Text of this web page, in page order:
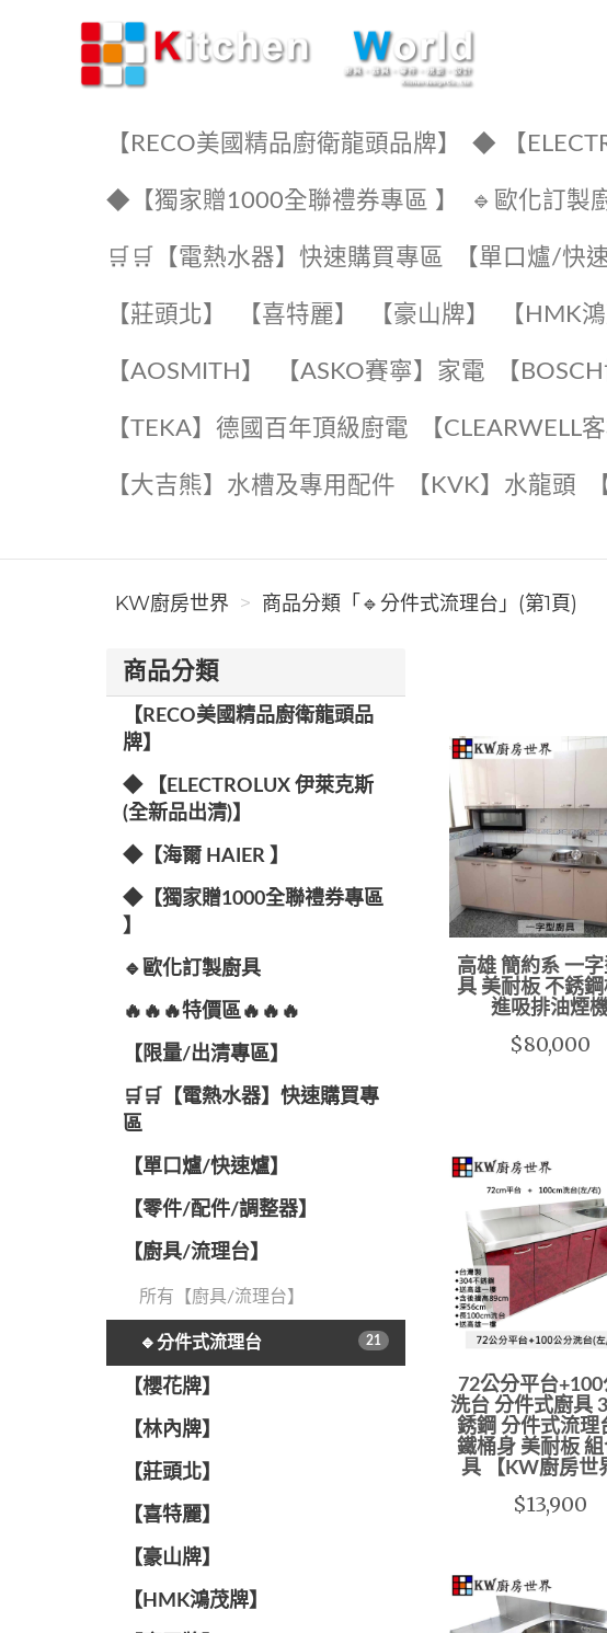
【RECO美國精品廚衛龍頭品牌】 ◆ 【
◆【獨家贈1000全聯禮券專區 】 🔹歐化訂製
🛒🛒【電熱水器】快速購買專區 【單口爐/快
【莊頭北】 【喜特麗】 【豪山牌】 【HMK
【AOSMITH】 【ASKO賽寧】家電 【
️【TEKA】️德國百年頂級廚電 【CLEARWELL
【大吉熊】水槽及專用配件 ️【KVK】水龍頭️
KW廚房世界 商品分類「🔹分件式流理台」(第1頁)
商品分類
【RECO美國精品廚衛龍頭品
牌】
◆ 【ELECTROLUX 伊萊克斯
(全新品出清)】
◆【海爾 HAIER 】
◆【獨家贈1000全聯禮券專區
】
🔹歐化訂製廚具
🔥🔥🔥特價區🔥🔥🔥
【限量/出清專區】
🛒🛒【電熱水器】快速購買專
區
【單口爐/快速爐】
【零件/配件/調整器】
【廚具/流理台】
所有【廚具/流理台】
🔹分件式流理台 21
【櫻花牌】
【林內牌】
【莊頭北】
【喜特麗】
【豪山牌】
【HMK鴻茂牌】
高雄 簡約系 一
具 美耐板 不銹
進吸排油煙
$80,000
72公分平台+100
洗台 分件式廚具
銹鋼 分件式流理
鐵桶身 美耐板
具 【KW廚房世
$13,900